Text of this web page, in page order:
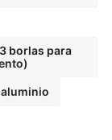
borlas para